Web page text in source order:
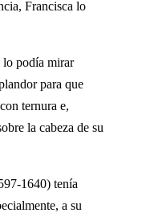
Francisca lo
lo podía mirar
para que
ternura e,
la cabeza de su
1640) tenía
a su